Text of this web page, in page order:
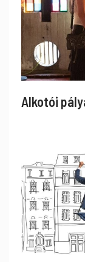
Alkotói